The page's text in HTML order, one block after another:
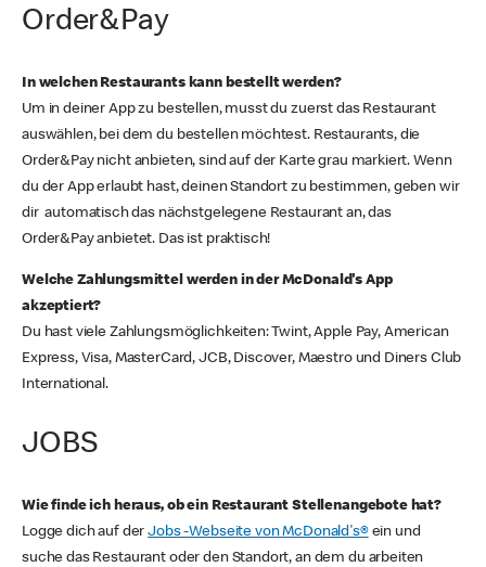
Order&Pay
In welchen Restaurants kann bestellt werden?
Um in deiner App zu bestellen, musst du zuerst das Restaurant
auswählen, bei dem du bestellen möchtest. Restaurants, die
Order&Pay nicht anbieten, sind auf der Karte grau markiert. Wenn
du der App erlaubt hast, deinen Standort zu bestimmen, geben wir
dir automatisch das nächstgelegene Restaurant an, das
Order&Pay anbietet. Das ist praktisch!
Welche Zahlungsmittel werden in der McDonald's App
akzeptiert?
Du hast viele Zahlungsmöglichkeiten: Twint, Apple Pay, American
Express, Visa, MasterCard, JCB, Discover, Maestro und Diners Club
International.
JOBS
Wie finde ich heraus, ob ein Restaurant Stellenangebote hat?
Logge dich auf derJobs -Webseite von McDonald's®ein und
suche das Restaurant oder den Standort, an dem du arbeiten